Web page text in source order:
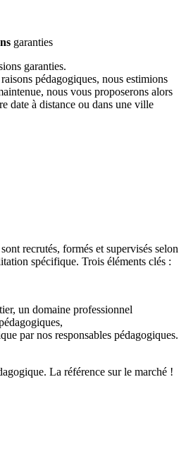
garanties
garanties.
pédagogiques, nous estimions
nous vous proposerons alors
date à distance ou dans une ville
recrutés, formés et supervisés selon
spécifique. Trois éléments clés :
un domaine professionnel
par nos responsables pédagogiques.
La référence sur le marché !